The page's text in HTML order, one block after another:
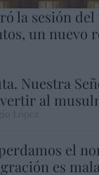
la sesión
un nuevo
Nuestra
al
el
es